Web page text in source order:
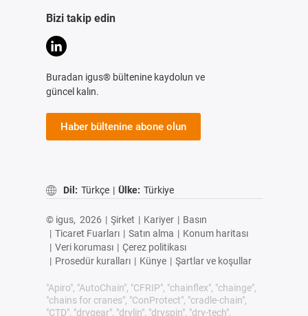
Bizi takip edin
Buradan igus® bültenine kaydolun ve
güncel kalın.
Haber bültenine abone olun
Dil: Türkçe | Ülke: Türkiye
© igus, 2026 | Şirket | Kariyer | Basın
| Ticaret Fuarları | Satın alma | Konum haritası
| Veri koruması | Çerez politikası
| Prosedür kuralları | Künye | Şartlar ve koşullar
"Apiro", "AutoChain", "CFRIP", "chainflex", "chainge",
"chains for cranes", "ConProtect", "cradle-chain",
"CTD", "drygear", "drylin", "dryspin", "dry-tech",